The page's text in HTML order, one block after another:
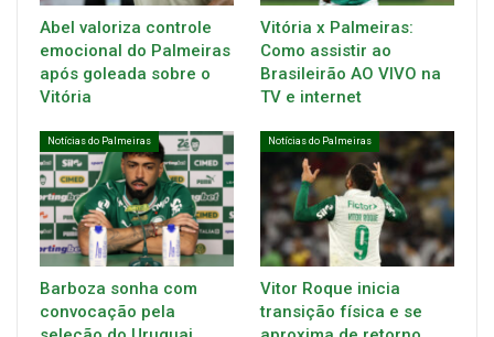
Abel valoriza controle
emocional do Palmeiras
após goleada sobre o
Vitória
Vitória x Palmeiras:
Como assistir ao
Brasileirão AO VIVO na
TV e internet
Notícias do Palmeiras
Barboza sonha com
convocação pela
Notícias do Palmeiras
Vitor Roque inicia
transição física e se